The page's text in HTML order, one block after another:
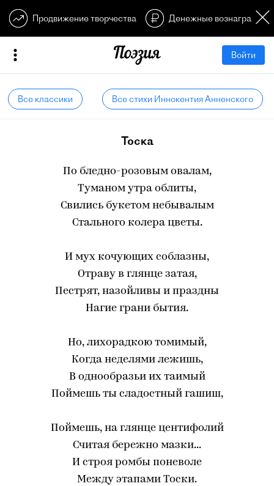
Продвижение творчества Денежные
Войти
Все классики Все стихи Иннокентия Анненского
Тоска
По бледно-розовым овалам,
Туманом утра облиты,
Свились букетом небывалым
Стального колера цветы.
И мух кочующих соблазны,
Отраву в глянце затая,
Пестрят, назойливы и праздны
Нагие грани бытия.
Но, лихорадкою томимый,
Когда неделями лежишь,
В однообразьи их таимый
Поймешь ты сладостный гашиш,
Поймешь, на глянце центифолий
Считая бережно мазки...
И строя ромбы поневоле
Между этапами Тоски.